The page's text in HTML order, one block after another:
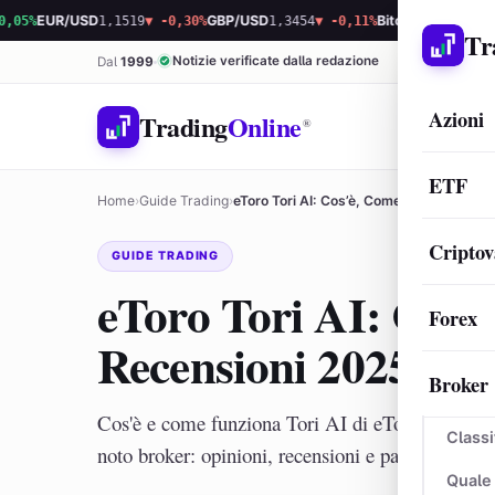
Azioni
ETF
Forex
Broker
USD1,1519▼ -0,30%GBP/USD1,3454▼ -0,11%Bitcoin64.578,56▼ -
Dal 1999 Notizie verificate dalla redazione
TradingOnline®
Home›Guide Trading›eToro Tori AI: Cos’è, Come Funziona e
GUIDE TRADING
eToro Tori AI:
Recensioni 2025
Cos'è e come funziona Tori AI di eToro, ossia
noto broker: opinioni, recensioni e pareri